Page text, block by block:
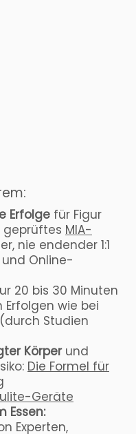
Erfolge für Figur
geprüftes MIA-
nie endender 1:1
Online-
20 bis 30 Minuten
Erfolgen wie bei
Studien
Körperund
Die Formel für
Geräte
Essen:
Experten,